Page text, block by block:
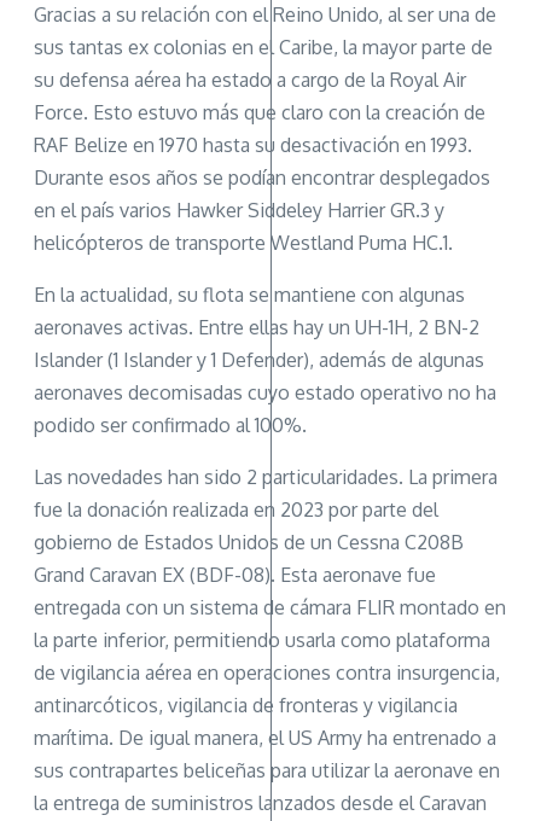
Gracias a su relación con el Reino Unido, al ser una de
sus tantas ex colonias en el Caribe, la mayor parte de
su defensa aérea ha estado a cargo de la Royal Air
Force. Esto estuvo más que claro con la creación de
RAF Belize en 1970 hasta su desactivación en 1993.
Durante esos años se podían encontrar desplegados
en el país varios Hawker Siddeley Harrier GR.3 y
helicópteros de transporte Westland Puma HC.1.
En la actualidad, su flota se mantiene con algunas
aeronaves activas. Entre ellas hay un UH-1H, 2 BN-2
Islander (1 Islander y 1 Defender), además de algunas
aeronaves decomisadas cuyo estado operativo no ha
podido ser confirmado al 100%.
Las novedades han sido 2 particularidades. La primera
fue la donación realizada en 2023 por parte del
gobierno de Estados Unidos de un Cessna C208B
Grand Caravan EX (BDF-08). Esta aeronave fue
entregada con un sistema de cámara FLIR montado en
la parte inferior, permitiendo usarla como plataforma
de vigilancia aérea en operaciones contra insurgencia,
antinarcóticos, vigilancia de fronteras y vigilancia
marítima. De igual manera, el US Army ha entrenado a
sus contrapartes beliceñas para utilizar la aeronave en
la entrega de suministros lanzados desde el Caravan